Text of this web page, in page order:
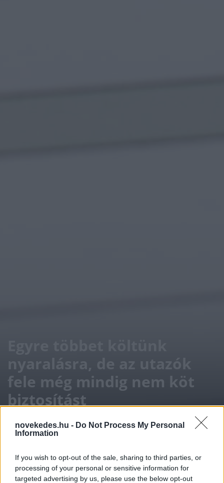
novekedes.hu - Do Not Process My Personal
Information
If you wish to opt-out of the sale, sharing to third parties, or
processing of your personal or sensitive information for
targeted advertising by us, please use the below opt-out
fele még mindig nem köt
biztosítást
BIZTOSÍTÁS 2026. JÚL. 6. NÖVEKEDÉS.HU